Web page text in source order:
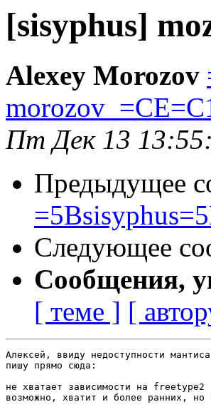
[sisyphus]
Alexey Morozov
Пт Дек 13
Предыдущее
Следующее
Сообщения,
[ теме ] [
Алексей, ввиду недоступности
пишу прямо сюда:
не хватает зависимости на
возможно, хватит и более ранних, но